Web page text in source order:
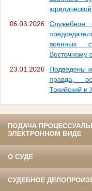
06.03.2026
военных
Восточному
23.01.2026
Подведены
правда,
Токийский и
ПОДАЧА
ЭЛЕКТРОННОМ ВИДЕ
О СУДЕ
СУДЕБНОЕ